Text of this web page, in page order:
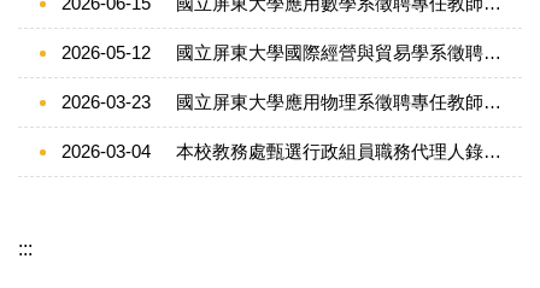
2026-05-12 國立屏東大學國際經營與貿易學系徵聘專任教師公告(1150512)
2026-03-23 國立屏東大學應用物理系徵聘專任教師公告(1150323)
2026-03-04 本校教務處甄選行政組員職務代理人錄取公告(1150304)
:::